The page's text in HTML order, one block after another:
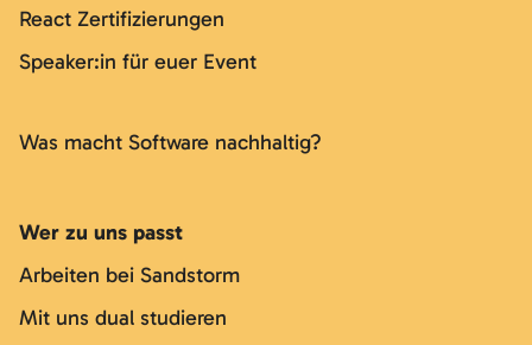
React Zertifizierungen
Speaker:in für euer Event
Was macht Software nachhaltig?
Wer zu uns passt
Arbeiten bei Sandstorm
Mit uns dual studieren